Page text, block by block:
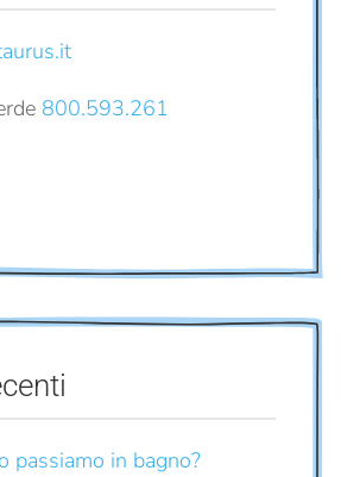
800.593.261
passiamo in bagno?